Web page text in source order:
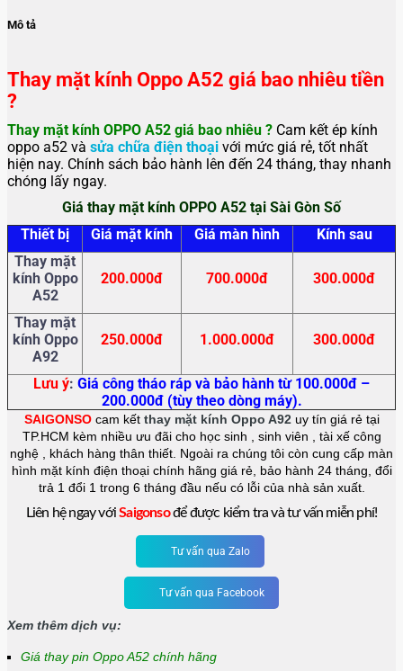
Mô tả
Thay mặt kính Oppo A52 giá bao nhiêu tiền
?
Thay mặt kính OPPO A52 giá bao nhiêu ? Cam kết ép kính
oppo a52 và sửa chữa điện thoại với mức giá rẻ, tốt nhất
hiện nay. Chính sách bảo hành lên đến 24 tháng, thay nhanh
chóng lấy ngay.
Giá thay mặt kính OPPO A52 tại Sài Gòn Số
Thiết bị
Giá mặt kính Giá màn hình
Kính sau
Thay mặt
kính Oppo
A52
200.000đ 700.000đ 300.000đ
Thay mặt
kính Oppo
A92
250.000đ 1.000.000đ 300.000đ
Lưu ý: Giá công tháo ráp và bảo hành từ 100.000đ –
200.000đ (tùy theo dòng máy).
SAIGONSO cam kết thay mặt kính Oppo A92 uy tín giá rẻ tại
TP.HCM kèm nhiều ưu đãi cho học sinh , sinh viên , tài xế công
nghệ , khách hàng thân thiết. Ngoài ra chúng tôi còn cung cấp màn
hình mặt kính điện thoại chính hãng giá rẻ, bảo hành 24 tháng, đổi
trả 1 đổi 1 trong 6 tháng đầu nếu có lỗi của nhà sản xuất.
Liên hệ ngay vớiSaigonsođể được kiểm tra và tư vấn miễn phí!
Tư vấn qua Zalo
Tư vấn qua Facebook
Xem thêm dịch vụ:
Giá thay pin Oppo A52 chính hãng